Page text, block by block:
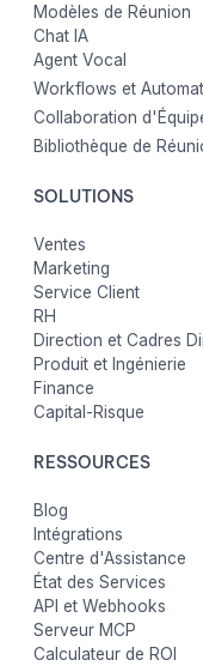
Modèles de Réunion
Chat IA
Agent Vocal
Workflows et
Collaboration
Bibliothèque de
SOLUTIONS
Ventes
Marketing
Service Client
RH
Direction et Cadres
Produit et Ingénierie
Finance
Capital-Risque
RESSOURCES
Blog
Intégrations
Centre d'Assistance
État des Services
API et Webhooks
Serveur MCP
Calculateur de ROI